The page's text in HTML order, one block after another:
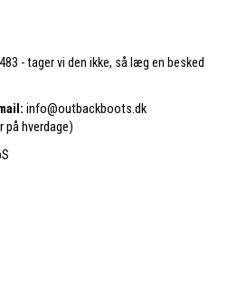
- tager vi den ikke, så læg en besked
info@outbackboots.dk
på hverdage)